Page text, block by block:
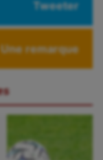
Tweeter
Une remarque